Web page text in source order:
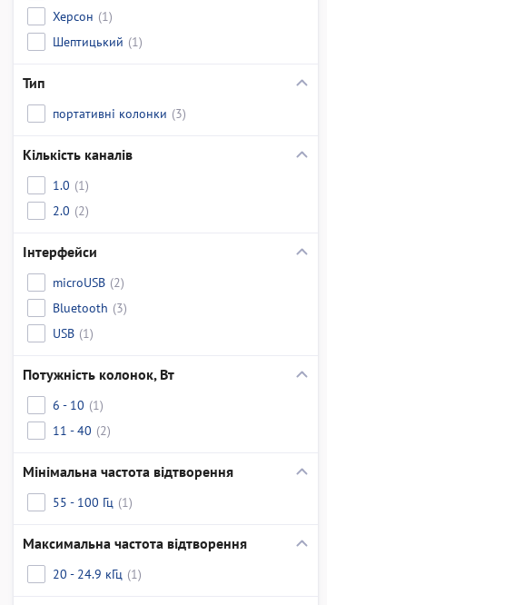
Херсон (1)
Шептицький (1)
Тип
портативні колонки (3)
Кількість каналів
1.0 (1)
2.0 (2)
Інтерфейси
microUSB (2)
Bluetooth (3)
USB (1)
Потужність колонок, Вт
6 - 10 (1)
11 - 40 (2)
Мінімальна частота відтворення
55 - 100 Гц (1)
Максимальна частота відтворення
20 - 24.9 кГц (1)